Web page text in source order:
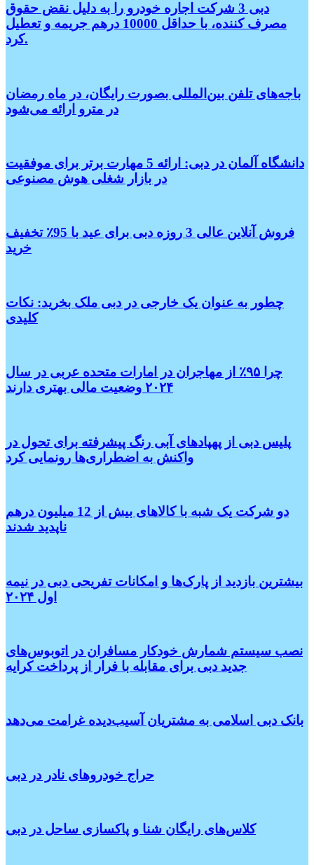
دبی 3 شرکت اجاره خودرو را به دلیل نقض حقوق
مصرف کننده، با حداقل 10000 درهم جریمه و تعطیل
کرد.
باجه‌های تلفن بین‌المللی بصورت رایگان، در ماه رمضان
در مترو ارائه می‌شود
دانشگاه آلمان در دبی: ارائه 5 مهارت برتر برای موفقیت
در بازار شغلی هوش مصنوعی
فروش آنلاین عالی 3 روزه دبی برای عید با 95٪ تخفیف
خرید
چطور به عنوان یک خارجی در دبی ملک بخرید: نکات
کلیدی
چرا ۹۵٪ از مهاجران در امارات متحده عربی در سال
۲۰۲۴ وضعیت مالی بهتری دارند
پلیس دبی از پهپادهای آبی رنگ پیشرفته برای تحول در
واکنش به اضطراری‌ها رونمایی کرد
دو شرکت یک شبه با کالاهای بیش از 12 میلیون درهم
ناپدید شدند
بیشترین بازدید از پارک‌ها و امکانات تفریحی دبی در نیمه
اول ۲۰۲۴
نصب سیستم شمارش خودکار مسافران در اتوبوس‌های
جدید دبی برای مقابله با فرار از پرداخت کرایه
بانک دبی اسلامی به مشتریان آسیب‌دیده غرامت می‌دهد
حراج خودروهای نادر در دبی
کلاس‌های رایگان شنا و پاکسازی ساحل در دبی